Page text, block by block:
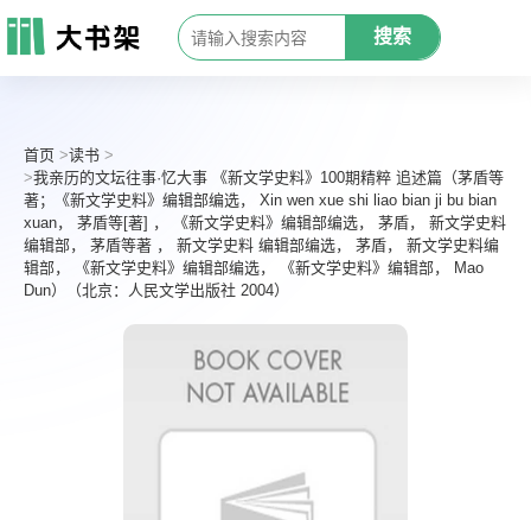
搜索
首页
读书
我亲历的文坛往事·忆大事 《新文学史料》100期精粹 追述篇（茅盾等
著；《新文学史料》编辑部编选， Xin wen xue shi liao bian ji bu bian
xuan， 茅盾等[著] ， 《新文学史料》编辑部编选， 茅盾， 新文学史料
编辑部， 茅盾等著 ， 新文学史料 编辑部编选， 茅盾， 新文学史料编
辑部， 《新文学史料》编辑部编选， 《新文学史料》编辑部， Mao
Dun）（北京：人民文学出版社 2004）